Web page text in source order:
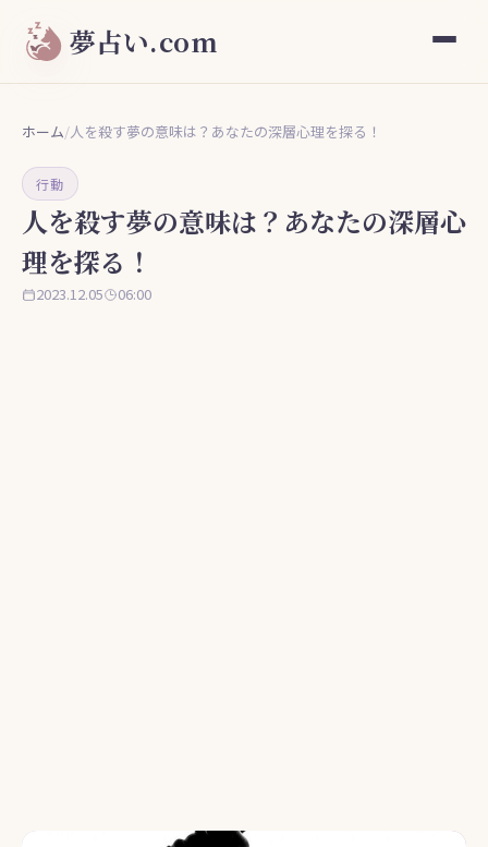
夢占い.com
ホーム/人を殺す夢の意味は？あなたの深層心理を探る！
行動
人を殺す夢の意味は？あなたの深層心
理を探る！
2023.12.05 06:00